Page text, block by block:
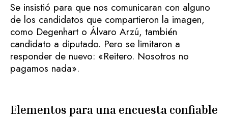
Se insistió para que nos comunicaran con alguno
de los candidatos que compartieron la imagen,
como Degenhart o Álvaro Arzú, también
candidato a diputado. Pero se limitaron a
responder de nuevo: «Reitero. Nosotros no
pagamos nada».
Elementos para una encuesta confiable